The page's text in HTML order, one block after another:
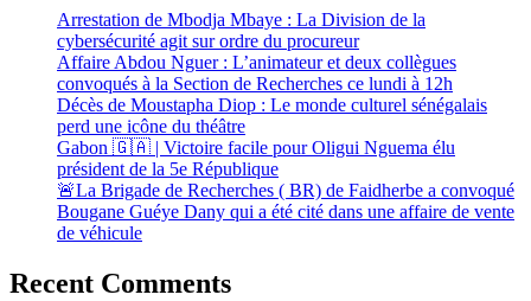
Arrestation de Mbodja Mbaye : La Division de la
cybersécurité agit sur ordre du procureur
Affaire Abdou Nguer : L’animateur et deux collègues
convoqués à la Section de Recherches ce lundi à 12h
Décès de Moustapha Diop : Le monde culturel sénégalais
perd une icône du théâtre
Gabon 🇬🇦 | Victoire facile pour Oligui Nguema élu
président de la 5e République
🚨La Brigade de Recherches ( BR) de Faidherbe a convoqué
Bougane Guéye Dany qui a été cité dans une affaire de vente
de véhicule
Recent Comments